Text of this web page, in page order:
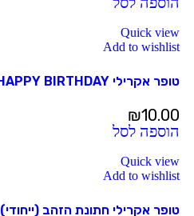
Quick view
Add to wishlist
טופר אקרילי HAPPY BIRTHDAY רוז גולד (ייחודי)
₪10.00
הוספה לסל
Quick view
Add to wishlist
טופר אקרילי חתונת הזהב (ייחודי)